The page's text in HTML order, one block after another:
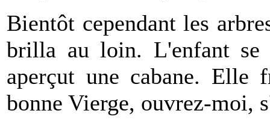
Bientôt cependant les
brilla au loin. L'enfant
aperçut une cabane.
bonne Vierge, ouvrez-moi,